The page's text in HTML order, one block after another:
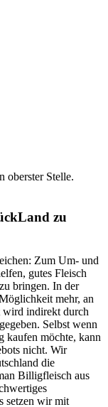
oberster Stelle.
zu
Zum Um- und
gutes Fleisch
bringen. In der
mehr, an
wird indirekt durch
Selbst wenn
kaufen möchte, kann
nicht. Wir
die
Billigfleisch aus
setzen wir mit